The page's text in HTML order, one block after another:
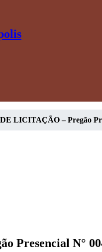
LICITAÇÃO –Pregão
Presencial N°